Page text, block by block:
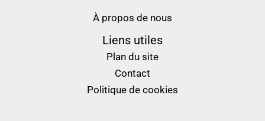
À propos de nous
Liens utiles
Plan du site
Contact
Politique de cookies